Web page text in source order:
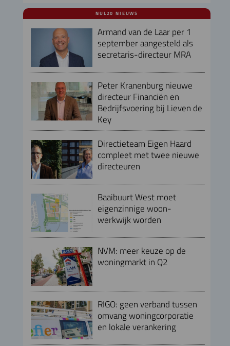
NUL20 NIEUWS
Armand van de Laar per 1
september aangesteld als
secretaris-directeur MRA
Peter Kranenburg nieuwe
directeur Financiën en
Bedrijfsvoering bij Lieven de
Key
Directieteam Eigen Haard
compleet met twee nieuwe
directeuren
Baaibuurt West moet
eigenzinnige woon-
werkwijk worden
NVM: meer keuze op de
woningmarkt in Q2
RIGO: geen verband tussen
omvang woningcorporatie
en lokale verankering